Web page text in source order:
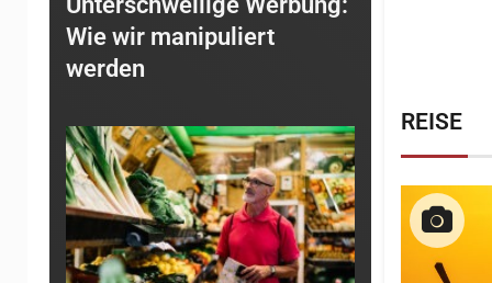
REISE
Wie wir manipuliert
werden